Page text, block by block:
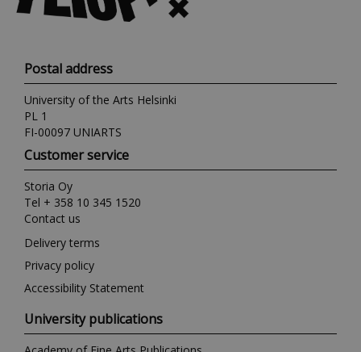
Postal address
University of the Arts Helsinki
PL 1
FI-00097 UNIARTS
Customer service
Storia Oy
Tel + 358 10 345 1520
Contact us
Delivery terms
Privacy policy
Accessibility Statement
University publications